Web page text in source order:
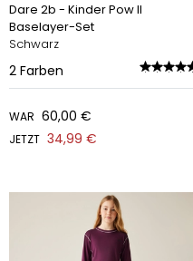
Dare 2b - Kinder Pow II
Baselayer-Set
Schwarz
2 Farben
WAR 60,00 €
JETZT 34,99 €